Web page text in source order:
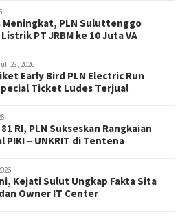
PLN Suluttenggo
PT JRBM ke 10 Juta VA
28, 2026
Early Bird PLN Electric Run
Ticket Ludes Terjual
RI, PLN Sukseskan Rangkaian
PIKI – UNKRIT di Tentena
Kejati Sulut Ungkap Fakta Sita
dan Owner IT Center